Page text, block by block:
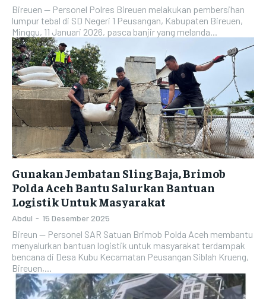
Bireuen — Personel Polres Bireuen melakukan pembersihan
lumpur tebal di SD Negeri 1 Peusangan, Kabupaten Bireuen,
Minggu, 11 Januari 2026, pasca banjir yang melanda...
Gunakan Jembatan Sling Baja, Brimob
Polda Aceh Bantu Salurkan Bantuan
Logistik Untuk Masyarakat
Abdul - 15 Desember 2025
Bireun -- Personel SAR Satuan Brimob Polda Aceh membantu
menyalurkan bantuan logistik untuk masyarakat terdampak
bencana di Desa Kubu Kecamatan Peusangan Siblah Krueng,
Bireuen,...